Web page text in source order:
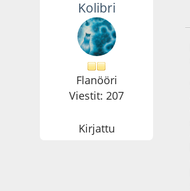
Kolibri
Flanööri
Viestit: 207
Kirjattu